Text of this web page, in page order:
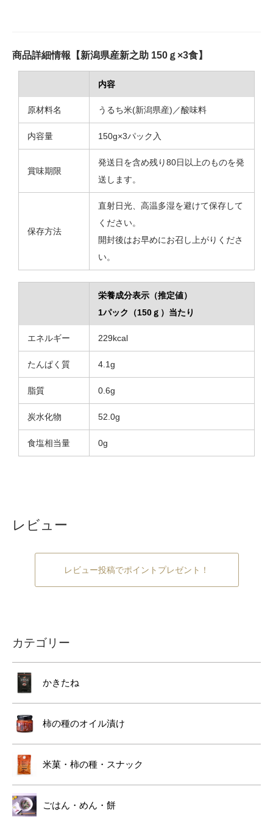
商品詳細情報【新潟県産新之助 150ｇ×3食】
内容
原材料名 うるち米(新潟県産)／酸味料
内容量 150g×3パック入
賞味期限
発送日を含め残り80日以上のものを発
送します。
保存方法
直射日光、高温多湿を避けて保存して
ください。
開封後はお早めにお召し上がりくださ
い。
栄養成分表示（推定値）
1パック（150ｇ）当たり
エネルギー 229kcal
たんぱく質 4.1g
脂質 0.6g
炭水化物 52.0g
食塩相当量 0g
レビュー
レビュー投稿でポイントプレゼント！
カテゴリー
かきたね
柿の種のオイル漬け
米菓・柿の種・スナック
ごはん・めん・餅